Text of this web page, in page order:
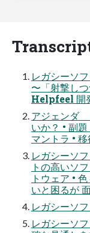
レガシーソ
〜「射撃し
Helpfeel 開
アジェンダ
いか？ • 副
マントラ •
レガシーソ
トの⾼いソ
トウェア •
いと困るが
レガシーソ
レガシーソ